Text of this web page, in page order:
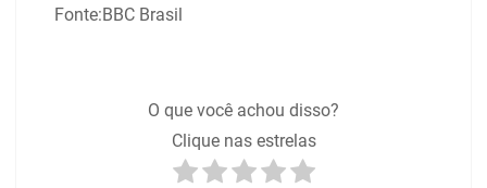
Fonte:BBC Brasil
O que você achou disso?
Clique nas estrelas